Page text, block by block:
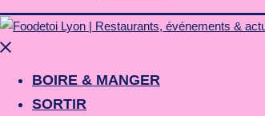
BOIRE & MANGER
SORTIR